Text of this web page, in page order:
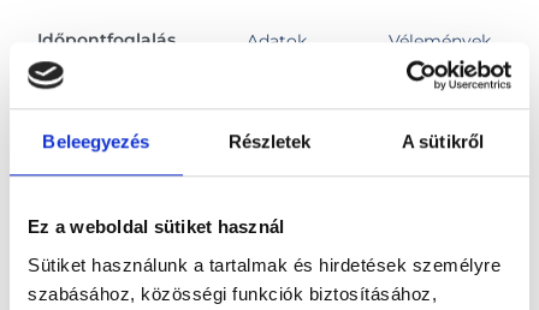
Beleegyezés Részletek A sütikről
Ez a weboldal sütiket használ
Sütiket használunk a tartalmak és hirdetések személyre
szabásához, közösségi funkciók biztosításához,
Időpontfoglalás Adatok Vélemények